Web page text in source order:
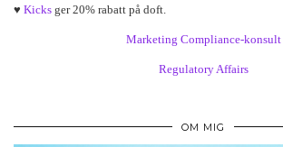
♥ Kicks ger 20% rabatt på doft.
Marketing Compliance-konsult
Regulatory Affairs
OM MIG